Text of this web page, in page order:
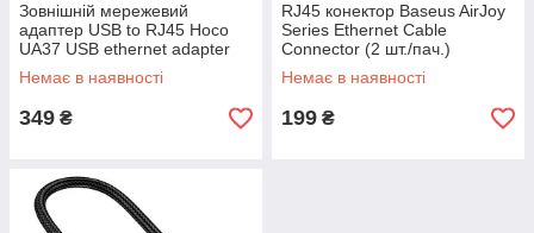
Зовнішній мережевий
адаптер USB to RJ45 Hoco
UA37 USB ethernet adapter
(1000 Mbps) Metal Gray
Немає в наявності
349 ₴
RJ45 конектор Baseus AirJoy
Series Ethernet Cable
Connector (2 шт./пач.)
(B00131100111-00) Black
Немає в наявності
199 ₴